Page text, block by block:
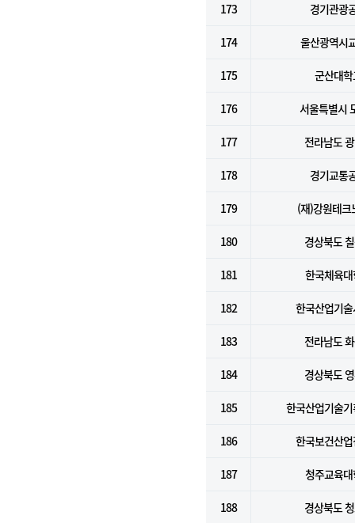
173 경기관광
174 울산광역시
175 군산대
176 서울특별시
177 전라남도
178 경기교통
179 (재)강원테크
180 경상북도
181 한국체육
182 한국산업기
183 전라남도
184 경상북도
185 한국산업기술
186 한국보건산
187 청주교육
188 경상북도